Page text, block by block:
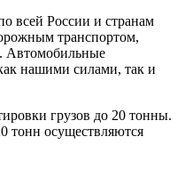
всей России и странам
транспортом,
Автомобильные
нашими силами, так и
грузов до 20 тонны.
тонн осуществляются